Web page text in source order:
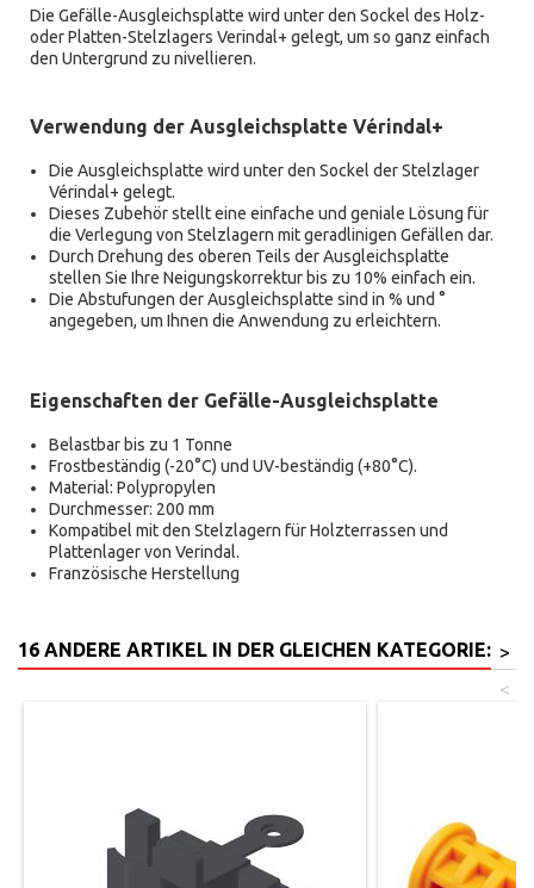
Die Gefälle-Ausgleichsplatte wird unter den Sockel des Holz-
oder Platten-Stelzlagers Verindal+ gelegt, um so ganz einfach
den Untergrund zu nivellieren.
Verwendung der Ausgleichsplatte Vérindal+
Die Ausgleichsplatte wird unter den Sockel der Stelzlager
Vérindal+ gelegt.
Dieses Zubehör stellt eine einfache und geniale Lösung für
die Verlegung von Stelzlagern mit geradlinigen Gefällen dar.
Durch Drehung des oberen Teils der Ausgleichsplatte
stellen Sie Ihre Neigungskorrektur bis zu 10% einfach ein.
Die Abstufungen der Ausgleichsplatte sind in % und °
angegeben, um Ihnen die Anwendung zu erleichtern.
Eigenschaften der Gefälle-Ausgleichsplatte
Belastbar bis zu 1 Tonne
Frostbeständig (-20°C) und UV-beständig (+80°C).
Material: Polypropylen
Durchmesser: 200 mm
Kompatibel mit den Stelzlagern für Holzterrassen und
Plattenlager von Verindal.
Französische Herstellung
16 ANDERE ARTIKEL IN DER GLEICHEN KATEGORIE: >
<